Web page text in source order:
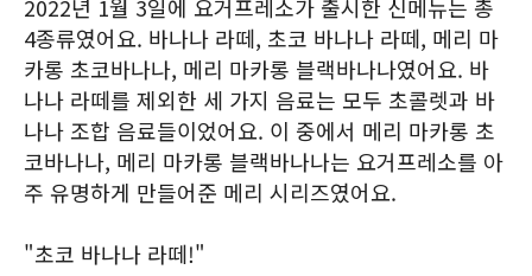
2022년 1월 3일에 요거프레소가 출시한 신메뉴는 총
4종류였어요. 바나나 라떼, 초코 바나나 라떼, 메리 마
카롱 초코바나나, 메리 마카롱 블랙바나나였어요. 바
나나 라떼를 제외한 세 가지 음료는 모두 초콜렛과 바
나나 조합 음료들이었어요. 이 중에서 메리 마카롱 초
코바나나, 메리 마카롱 블랙바나나는 요거프레소를 아
주 유명하게 만들어준 메리 시리즈였어요.
"초코 바나나 라떼!"